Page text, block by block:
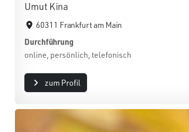
Umut Kina
60311 Frankfurt am Main
Durchführung
online, persönlich, telefonisch
zum Profil